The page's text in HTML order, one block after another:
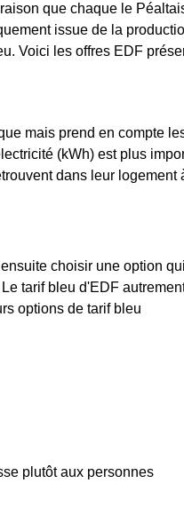
que chaque le
issue de la
Voici les offres EDF
mais prend en compte
(kWh) est plus
dans leur logement
choisir une option qui
tarif bleu d'EDF
options de tarif bleu
plutôt aux personnes